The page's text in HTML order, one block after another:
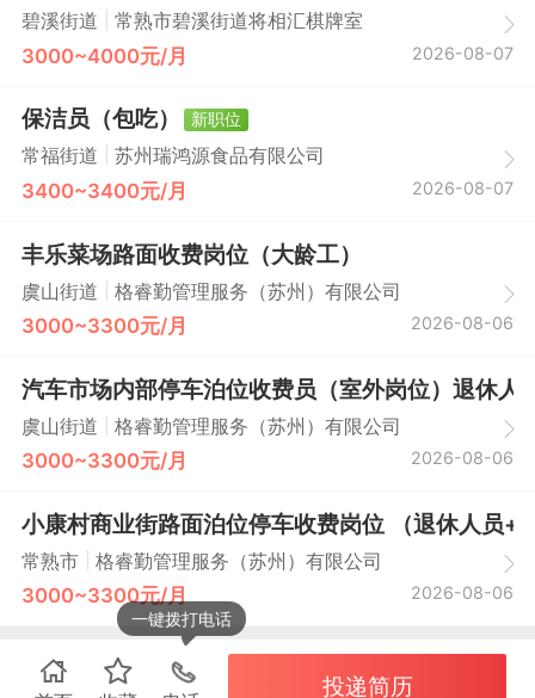
碧溪街道 常熟市碧溪街道将相汇棋牌室
3000~4000元/月 2026-08-07
保洁员（包吃）
新职位
常福街道
苏州瑞鸿源食品有限公司
3400~3400元/月 2026-08-07
丰乐菜场路面收费岗位（大龄工）
虞山街道 格睿勤管理服务（苏州）有限公司
3000~3300元/月 2026-08-06
汽车市场内部停车泊位收费员（室外岗位）退休人
虞山街道 格睿勤管理服务（苏州）有限公司
3000~3300元/月 2026-08-06
小康村商业街路面泊位停车收费岗位 （退休人员+
常熟市 格睿勤管理服务（苏州）有限公司
3000~3300元/月 2026-08-06
一键拨打电话
投递简历